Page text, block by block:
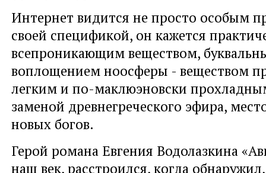
Интернет видится не просто особым
своей спецификой, он кажется
всепроникающим веществом,
воплощением ноосферы - веществом
легким и по-маклюэновски
заменой древнегреческого эфира,
новых богов.
Герой романа Евгения Водолазкина
наш век, расстроился, когда